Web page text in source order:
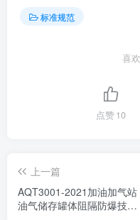
标准规范
喜
点赞10
上一篇
AQT3001-2021加油加气站
油气储存罐体阻隔防爆技术